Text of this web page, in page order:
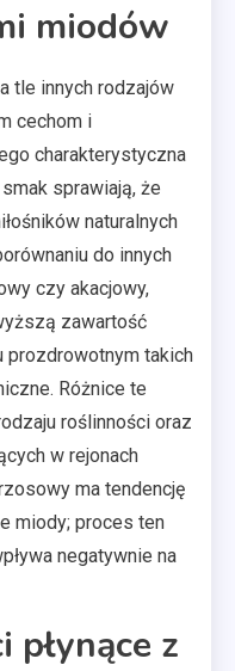
miodów
tle innych rodzajów
cechom i
charakterystyczna
sprawiają, że
naturalnych
do innych
czy akacjowy,
zawartość
prozdrowotnym takich
Różnice te
roślinności oraz
w rejonach
ma tendencję
miody; proces ten
negatywnie na
płynące z